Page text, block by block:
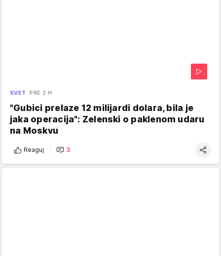
SVET PRE 2 H
"Gubici prelaze 12 milijardi dolara, bila je
jaka operacija": Zelenski o paklenom udaru
na Moskvu
Reaguj 3